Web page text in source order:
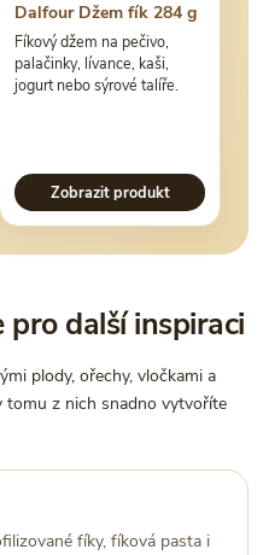
Dalfour Džem fík 284 g
Fíkový džem na pečivo,
palačinky, lívance, kaši,
jogurt nebo sýrové talíře.
Zobrazit produkt
pro další inspiraci
plody, ořechy, vločkami a
tomu z nich snadno vytvoříte
fíky, fíková pasta i